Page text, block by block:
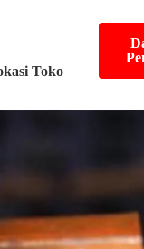
Toko